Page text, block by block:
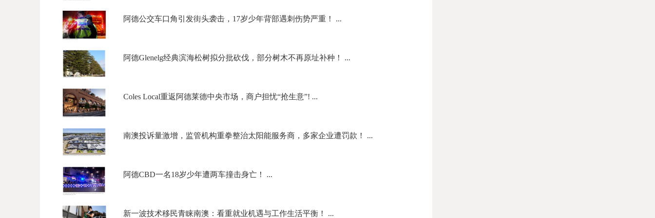
阿德公交车口角引发街头袭击，17岁少年背部遇刺伤势严重！ ...
阿德Glenelg经典滨海松树拟分批砍伐，部分树木不再原址补种！ ...
Coles Local重返阿德莱德中央市场，商户担忧“抢生意”! ...
南澳投诉量激增，监管机构重拳整治太阳能服务商，多家企业遭罚款！ ...
阿德CBD一名18岁少年遭两车撞击身亡！ ...
新一波技术移民青睐南澳：看重就业机遇与工作生活平衡！ ...